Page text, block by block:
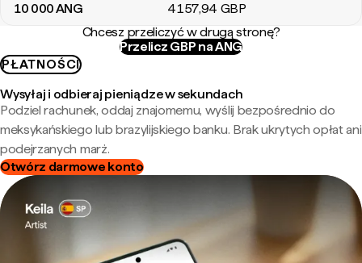
10 000ANG 4157,94 GBP
Chcesz przeliczyć w drugą stronę?
Przelicz GBP na ANG
PŁATNOŚCI
Wysyłaj i odbieraj pieniądze w sekundach
Podziel rachunek, oddaj znajomemu, wyślij bezpośrednio do
meksykańskiego lub brazylijskiego banku. Brak ukrytych opłat ani
podejrzanych marż.
Otwórz darmowe konto